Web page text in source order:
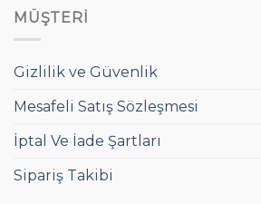
MÜŞTERI
Gizlilik ve Güvenlik
Mesafeli Satış Sözleşmesi
İptal Ve İade Şartları
Sipariş Takibi